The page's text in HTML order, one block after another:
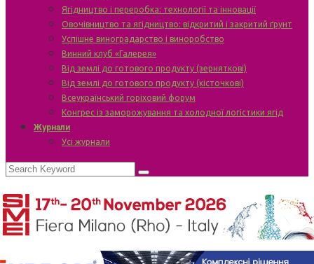
Ягідництво і переробка: технології та інновації
Овочівництво та ягідництво: відкритий і закритий ґрунт
Успішне виноградарство і виноробство
Винний клуб «Галерея»
Від землі до готового продукту (зерняткові)
Від землі до готового продукту (кісточкові)
Всеукраїнський горіховий форум
Конгрес із заморожування та холодної логістики ягід
Журнали
Усі журнали